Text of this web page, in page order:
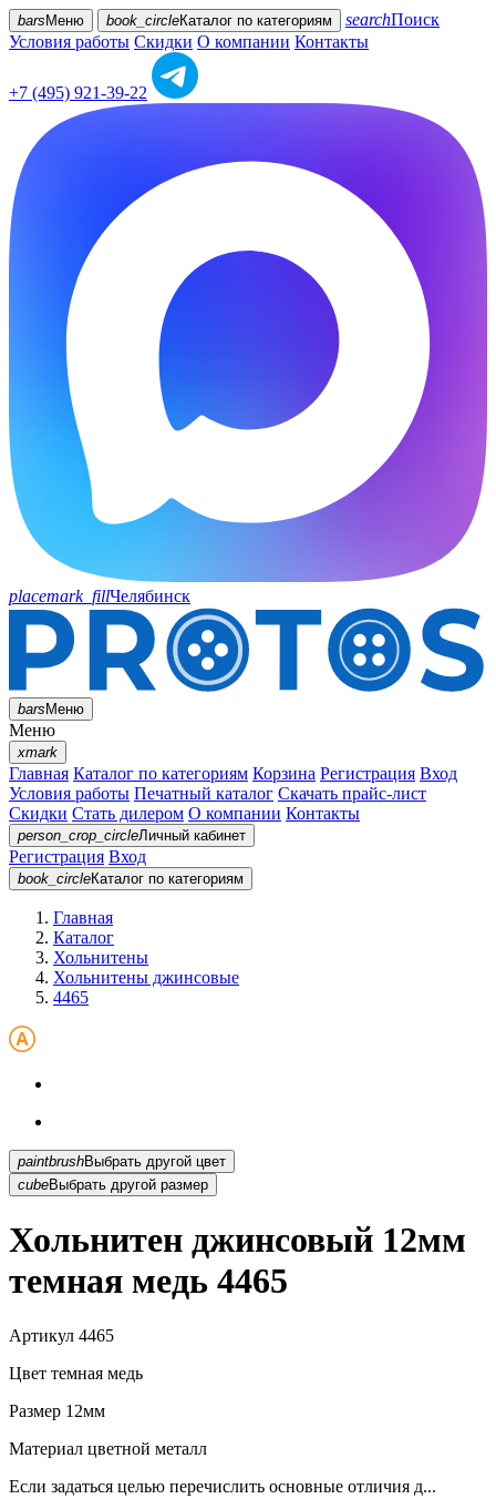
bars Меню book_circleКаталог по категориям searchПоиск
Условия работы Скидки О компании Контакты
+7 (495) 921-39-22
placemark_fillЧелябинск
barsМеню
Меню
xmark
Главная Каталог по категориям Корзина Регистрация Вход
Условия работы Печатный каталог Скачать прайс-лист
Скидки Стать дилером О компании Контакты
person_crop_circleЛичный кабинет
Регистрация Вход
book_circleКаталог по категориям
Главная
Каталог
Хольнитены
Хольнитены джинсовые
4465
paintbrush
Выбрать другой цвет
cubeВыбрать другой размер
Хольнитен джинсовый 12мм
темная медь 4465
Артикул 4465
Цвет темная медь
Размер 12мм
Материал цветной металл
Если задаться целью перечислить основные отличия д...